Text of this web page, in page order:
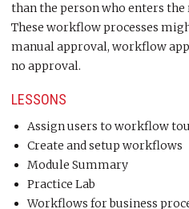
than the person who enters the
These workflow processes
manual approval, workflow
no approval.
LESSONS
Assign users to workflow
Create and setup workflows
Module Summary
Practice Lab
Workflows for business